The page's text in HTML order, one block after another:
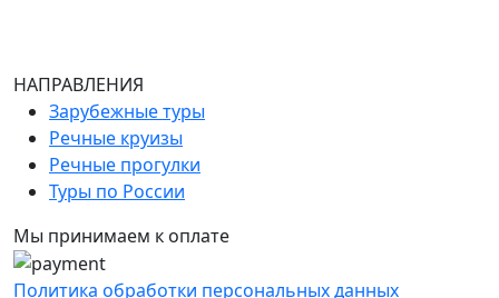
НАПРАВЛЕНИЯ
Зарубежные туры
Речные круизы
Речные прогулки
Туры по России
Мы принимаем к оплате
Политика обработки персональных данных